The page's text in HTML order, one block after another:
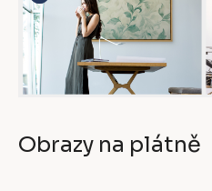
Obrazy na plátně